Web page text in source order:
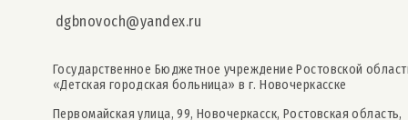
dgbnovoch@yandex.ru
Государственное Бюджетное учреждение Ростовской
«Детская городская больница» в г. Новочеркасске
Первомайская улица, 99, Новочеркасск, Ростовская область,